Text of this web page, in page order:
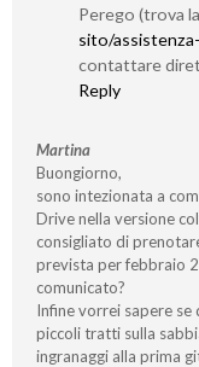
Perego (trova
sito/
contattare
Reply
Martina
Buongiorno,
sono intezionata a
Drive nella versione
consigliato di
prevista per febbraio
comunicato?
Infine vorrei sapere
piccoli tratti sulla
ingranaggi alla prima